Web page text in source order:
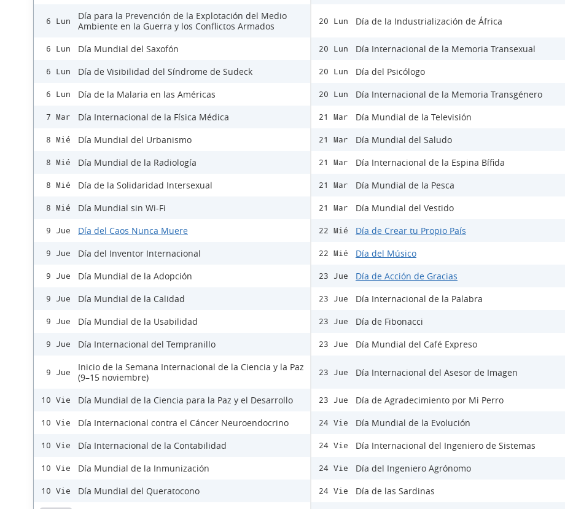
6 Lun
Día para la Prevención de la Explotación del Medio
Ambiente en la Guerra y los Conflictos Armados
6 Lun Día Mundial del Saxofón
6 Lun Día de Visibilidad del Síndrome de Sudeck
6 Lun Día de la Malaria en las Américas
7 Mar Día Internacional de la Física Médica
8 Mié Día Mundial del Urbanismo
8 Mié Día Mundial de la Radiología
8 Mié Día de la Solidaridad Intersexual
8 Mié Día Mundial sin Wi-Fi
9 Jue Día del Caos Nunca Muere
9 Jue Día del Inventor Internacional
9 Jue Día Mundial de la Adopción
9 Jue Día Mundial de la Calidad
9 Jue Día Mundial de la Usabilidad
9 Jue Día Internacional del Tempranillo
9 Jue
Inicio de la Semana Internacional de la Ciencia y la Paz
(9–15 noviembre)
10 Vie Día Mundial de la Ciencia para la Paz y el Desarrollo
10 Vie Día Internacional contra el Cáncer Neuroendocrino
10 Vie Día Internacional de la Contabilidad
10 Vie Día Mundial de la Inmunización
10 Vie Día Mundial del Queratocono
20 Lun Día de la Industrialización de África
20 Lun Día Internacional de la Memoria Transexual
20 Lun Día del Psicólogo
20 Lun Día Internacional de la Memoria Transgénero
21 Mar Día Mundial de la Televisión
21 Mar Día Mundial del Saludo
21 Mar Día Internacional de la Espina Bífida
21 Mar Día Mundial de la Pesca
21 Mar Día Mundial del Vestido
22 Mié Día de Crear tu Propio País
22 Mié Día del Músico
23 Jue Día de Acción de Gracias
23 Jue Día Internacional de la Palabra
23 Jue Día de Fibonacci
23 Jue Día Mundial del Café Expreso
23 Jue Día Internacional del Asesor de Imagen
23 Jue Día de Agradecimiento por Mi Perro
24 Vie Día Mundial de la Evolución
24 Vie Día Internacional del Ingeniero de Sistemas
24 Vie Día del Ingeniero Agrónomo
24 Vie Día de las Sardinas